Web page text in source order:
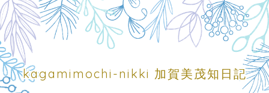
kagamimochi-nikki 加賀美茂知日記